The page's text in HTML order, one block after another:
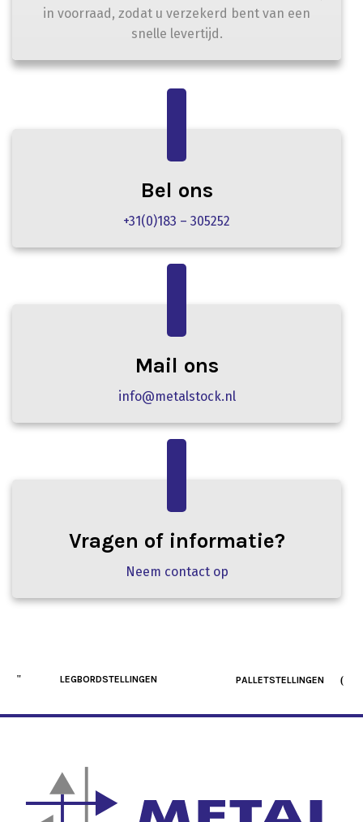
in voorraad, zodat u verzekerd bent van een
snelle levertijd.
Bel ons
+31(0)183 – 305252
Mail ons
info@metalstock.nl
Vragen of informatie?
Neem contact op
LEGBORDSTELLINGEN PALLETSTELLINGEN